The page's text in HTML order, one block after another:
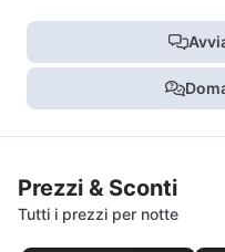
Prezzi & Sconti
Tutti i prezzi per notte